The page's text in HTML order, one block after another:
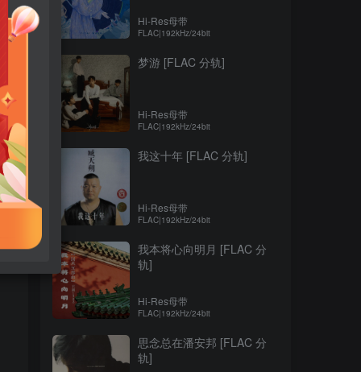
Hi-Res母带
FLAC|192kHz/24bit
梦游 [FLAC 分轨]
Hi-Res母带
FLAC|192kHz/24bit
我这十年 [FLAC 分轨]
Hi-Res母带
FLAC|192kHz/24bit
我本将心向明月 [FLAC 分
轨]
Hi-Res母带
FLAC|192kHz/24bit
思念总在潘安邦 [FLAC 分
轨]